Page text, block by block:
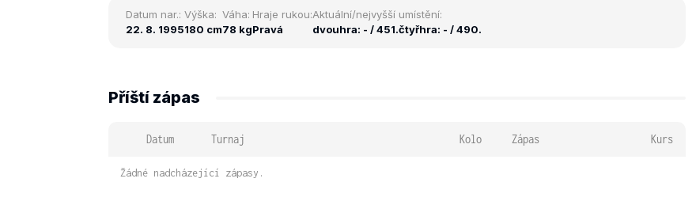
Datum nar.:
22. 8. 1995
Výška:
180 cm
Váha:
78 kg
Hraje rukou:
Pravá
Aktuální/nejvyšší umístění:
dvouhra: - / 451.čtyřhra: - / 490.
Příští zápas
Datum Turnaj Kolo Zápas Kurs
Žádné nadcházející zápasy.